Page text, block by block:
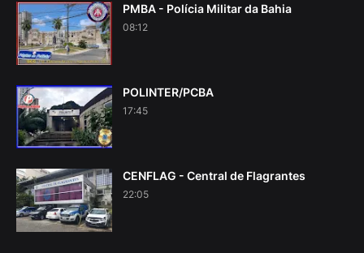
PMBA - Polícia Militar da Bahia
08:12
POLINTER/PCBA
17:45
CENFLAG - Central de Flagrantes
22:05